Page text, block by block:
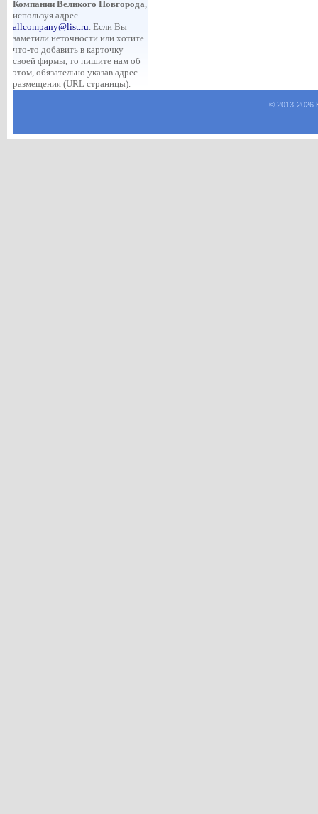
Компании Великого Новгорода,
используя адрес
allcompany@list.ru. Если Вы
заметили неточности или хотите
что-то добавить в карточку
своей фирмы, то пишите нам об
этом, обязательно указав адрес
размещения (URL страницы).
© 2013-2026